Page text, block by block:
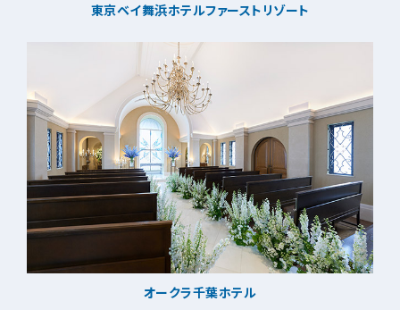
東京ベイ舞浜ホテルファーストリゾート
オークラ千葉ホテル